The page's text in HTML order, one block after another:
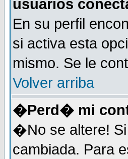
usuarios
En su perfil
si activa esta
mismo. Se le
Volver arriba
�Perd� mi
�No se altere!
cambiada. Para